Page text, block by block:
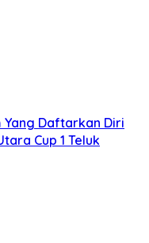
Yang Daftarkan Diri
Cup 1 Teluk